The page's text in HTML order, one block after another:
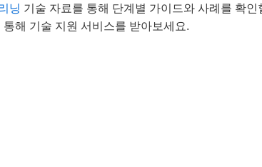
닝 기술 자료를 통해 단계별 가이드와 사례를 확인
통해 기술 지원 서비스를 받아보세요.